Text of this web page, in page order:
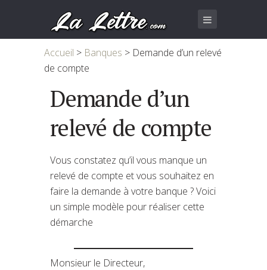
Accueil > Banques > Demande d’un relevé
de compte
Demande d’un
relevé de compte
Vous constatez qu’il vous manque un
relevé de compte et vous souhaitez en
faire la demande à votre banque ? Voici
un simple modèle pour réaliser cette
démarche
Monsieur le Directeur,